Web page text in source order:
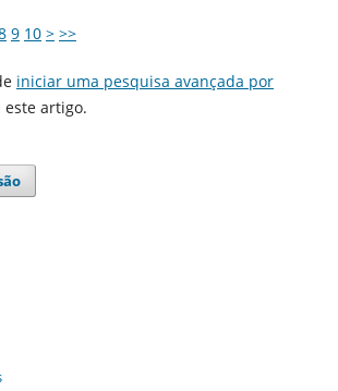
9 10 > >>
iniciar uma pesquisa avançada por
artigo.